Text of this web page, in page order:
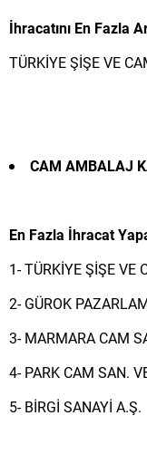
İhracatını En Fazla
TÜRKİYE ŞİŞE VE
CAM AMBALAJ
En Fazla İhracat
1- TÜRKİYE ŞİŞE VE
2- GÜROK
3- MARMARA CAM
4- PARK CAM SAN.
5- BİRGİ SANAYİ A.Ş.